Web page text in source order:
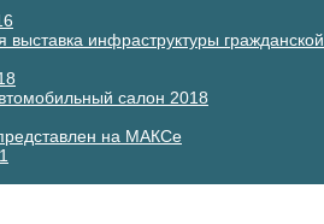
выставка инфраструктуры
салон 2018
на МАКСе